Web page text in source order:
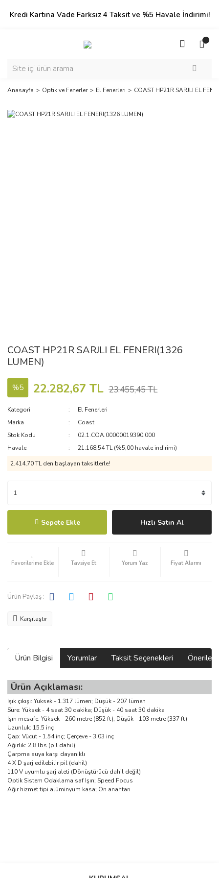
Kredi Kartına Vade Farksız 4 Taksit ve %5 Havale İndirimi!
Anasayfa Optik ve Fenerler El Fenerleri COAST HP21R SARJLI EL
COAST HP21R SARJLI EL FENERI(1326
LUMEN)
%5 22.282,67 TL 23.455,45 TL
Kategori
El Fenerleri
Marka
Coast
Stok Kodu
02.1.COA.00000019390.000
Havale
21.168,54 TL (%5,00 havale indirimi)
2.414,70 TL den başlayan taksitlerle!
Sepete Ekle Hızlı Satın Al
Tavsiye Et Yorum Yaz Fiyat Alarmı
Ürün Paylaş :
Karşılaştır
Ürün Bilgisi Yorumlar Taksit Seçenekleri
Ürün Açıklaması:
Işık çıkışı: Yüksek - 1.317 lümen; Düşük - 207 lümen
Süre: Yüksek - 4 saat 30 dakika; Düşük - 40 saat 30 dakika
Işın mesafe: Yüksek - 260 metre (852 ft); Düşük - 103 metre (337 ft)
Uzunluk: 15.5 inç
Çap: Vücut - 1.54 inç; Çerçeve - 3.03 inç
Ağırlık: 2,8 lbs (pil dahil)
Çarpma suya karşı dayanıklı
4 X D şarj edilebilir pil (dahil)
110 V uyumlu şarj aleti (Dönüştürücü dahil değil)
Optik Sistem Odaklama saf Işın; Speed ​​Focus
Ağır hizmet tipi alüminyum kasa; Ön anahtarı
Bu ürüne ilk yorumu siz yapın!